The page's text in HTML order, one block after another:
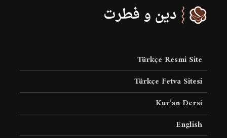
Türkçe Resmi Site
Türkçe Fetva Sitesi
Kur’an Dersi
English